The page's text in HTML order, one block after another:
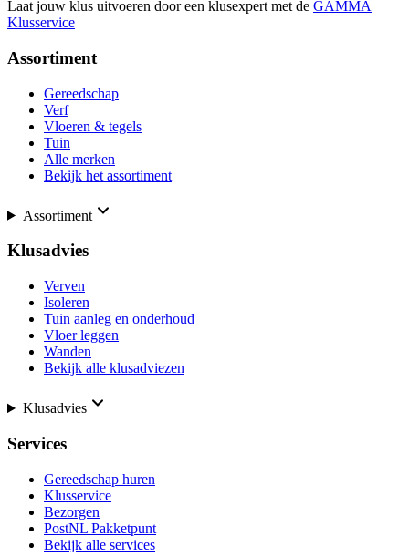
Laat jouw klus uitvoeren door een klusexpert met de GAMMA
Klusservice
Assortiment
Gereedschap
Verf
Vloeren & tegels
Tuin
Alle merken
Bekijk het assortiment
Assortiment
Klusadvies
Verven
Isoleren
Tuin aanleg en onderhoud
Vloer leggen
Wanden
Bekijk alle klusadviezen
Klusadvies
Services
Gereedschap huren
Klusservice
Bezorgen
PostNL Pakketpunt
Bekijk alle services